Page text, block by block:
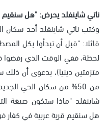
ناتي شاينفلد يحرض: "هل سنقيم
وكتب ناتي شاينفلد أحد سكان
قائلا: "قبل أن تبدأوا بكل
لحظة، ففي الوقت الذي رفضوا
متزمتين دينيا)، بدعوى أن ذلك
من 50% من سكان الحي
شاينفلد "ماذا ستكون صبغة
هل سنقيم قرية عربية في كفار